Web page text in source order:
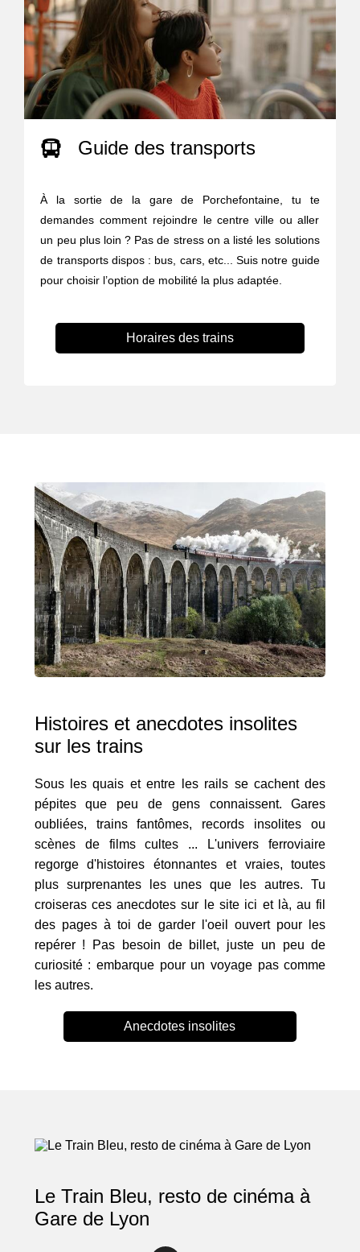
Guide des transports
À la sortie de la gare de Porchefontaine, tu te
demandes comment rejoindre le centre ville ou aller
un peu plus loin ? Pas de stress on a listé les solutions
de transports dispos : bus, cars, etc... Suis notre guide
pour choisir l’option de mobilité la plus adaptée.
Horaires des trains
Histoires et anecdotes insolites
sur les trains
Sous les quais et entre les rails se cachent des
pépites que peu de gens connaissent. Gares
oubliées, trains fantômes, records insolites ou
scènes de films cultes ... L'univers ferroviaire
regorge d'histoires étonnantes et vraies, toutes
plus surprenantes les unes que les autres. Tu
croiseras ces anecdotes sur le site ici et là, au fil
des pages à toi de garder l'oeil ouvert pour les
repérer ! Pas besoin de billet, juste un peu de
curiosité : embarque pour un voyage pas comme
les autres.
Anecdotes insolites
Le Train Bleu, resto de cinéma à
Gare de Lyon